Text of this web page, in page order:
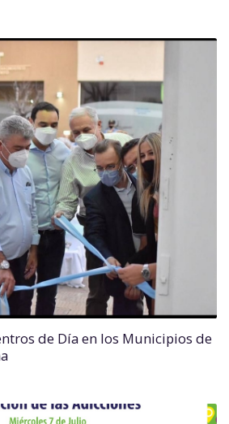
de Día en los Municipios de